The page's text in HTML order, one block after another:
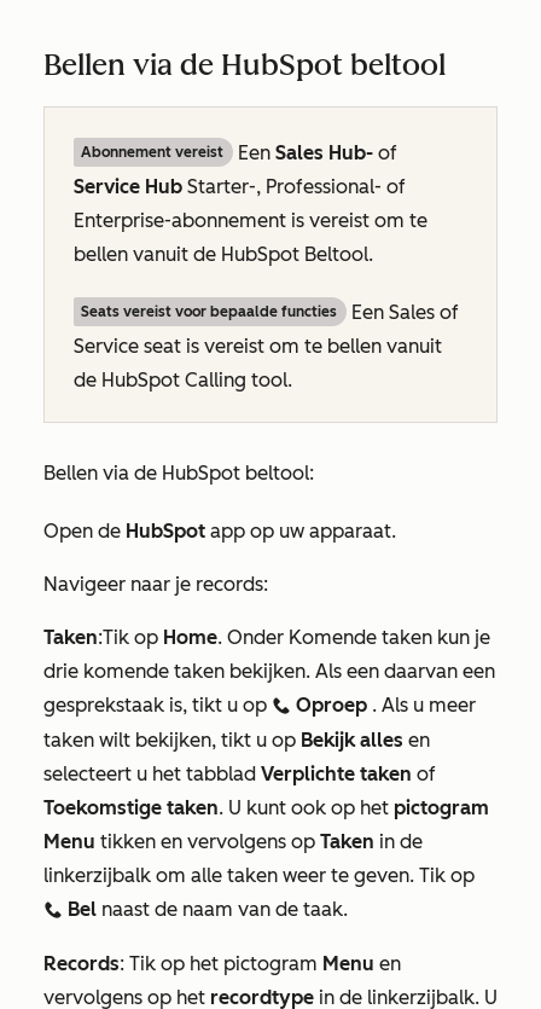
Bellen via de HubSpot beltool
Abonnement vereist Een Sales Hub- of
Service Hub Starter-, Professional- of
Enterprise-abonnement is vereist om te
bellen vanuit de HubSpot Beltool.
Seats vereist voor bepaalde functies Een Sales of
Service seat is vereist om te bellen vanuit
de HubSpot Calling tool.
Bellen via de HubSpot beltool:
Open de HubSpot app op uw apparaat.
Navigeer naar je records:
Taken:Tik op Home. Onder Komende taken kun je
drie komende taken bekijken. Als een daarvan een
gesprekstaak is, tikt u op calling Oproep . Als u meer
taken wilt bekijken, tikt u op Bekijk alles en
selecteert u het tabblad Verplichte taken of
Toekomstige taken. U kunt ook op het pictogram
Menu tikken en vervolgens op Taken in de
linkerzijbalk om alle taken weer te geven. Tik op
calling Bel naast de naam van de taak.
Records: Tik op het pictogram Menu en
vervolgens op het recordtype in de linkerzijbalk. U